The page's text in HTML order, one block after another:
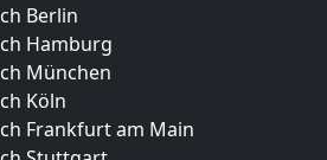
Berlin
Hamburg
München
Köln
Frankfurt am Main